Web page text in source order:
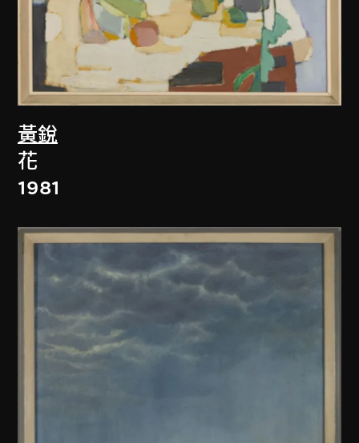
黃銳
花
1981